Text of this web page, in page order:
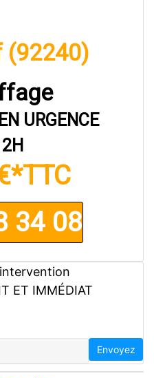
34 08
ET IMMÉDIAT
Envoyez